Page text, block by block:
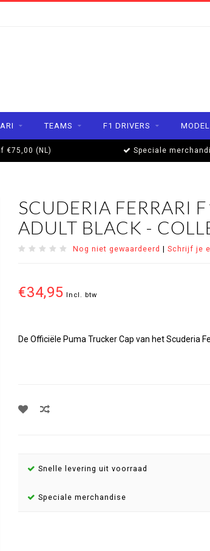
TEAMS F1 DRIVERS
€75,00 (NL) Speciale
SCUDERIA FERRARI
ADULT BLACK -
Nog niet gewaardeerd | Schrijf je
€34,95 Incl. btw
De Officiële Puma Trucker Cap van het Scuderia
Snelle levering uit voorraad
Speciale merchandise